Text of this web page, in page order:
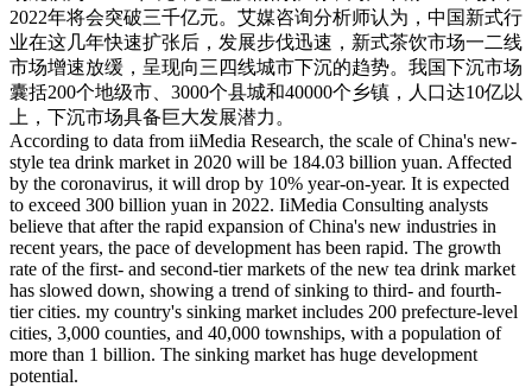
2022年将会突破三千亿元。艾媒咨询分析师认为，中国新式行
业在这几年快速扩张后，发展步伐迅速，新式茶饮市场一二线
市场增速放缓，呈现向三四线城市下沉的趋势。我国下沉市场
囊括200个地级市、3000个县城和40000个乡镇，人口达10亿以
上，下沉市场具备巨大发展潜力。
According to data from iiMedia Research, the scale of China's new-
style tea drink market in 2020 will be 184.03 billion yuan. Affected
by the coronavirus, it will drop by 10% year-on-year. It is expected
to exceed 300 billion yuan in 2022. IiMedia Consulting analysts
believe that after the rapid expansion of China's new industries in
recent years, the pace of development has been rapid. The growth
rate of the first- and second-tier markets of the new tea drink market
has slowed down, showing a trend of sinking to third- and fourth-
tier cities. my country's sinking market includes 200 prefecture-level
cities, 3,000 counties, and 40,000 townships, with a population of
more than 1 billion. The sinking market has huge development
potential.